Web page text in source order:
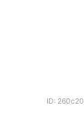
ID: